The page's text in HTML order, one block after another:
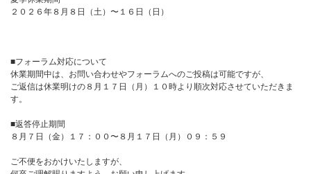
２０２６年８月８日（土）〜１６日（日）
■フォーラム対応について
休業期間中は、お問い合わせやフォーラムへのご投稿は可能ですが、
ご返信は休業明けの８月１７日（月）１０時より順次対応させていただきま
す。
■返答停止期間
８月７日（金）１７：００〜８月１７日（月）０９：５９
ご不便をおかけいたしますが、